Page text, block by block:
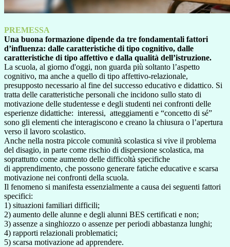
PREMESSA
Una buona formazione dipende da tre fondamentali fattori
d’influenza: dalle caratteristiche di tipo cognitivo, dalle
caratteristiche di tipo affettivo e dalla qualità dell’istruzione.
La scuola, al giorno d'oggi, non guarda più soltanto l’aspetto
cognitivo, ma anche a quello di tipo affettivo-relazionale,
presupposto necessario al fine del successo educativo e didattico. Si
tratta delle caratteristiche personali che incidono sullo stato di
motivazione delle studentesse e degli studenti nei confronti delle
esperienze didattiche: interessi, atteggiamenti e “concetto di sé”
sono gli elementi che interagiscono e creano la chiusura o l’apertura
verso il lavoro scolastico.
Anche nella nostra piccole comunità scolastica si vive il problema
del disagio, in parte come rischio di dispersione scolastica, ma
soprattutto come aumento delle difficoltà specifiche
di apprendimento, che possono generare fatiche educative e scarsa
motivazione nei confronti della scuola.
Il fenomeno si manifesta essenzialmente a causa dei seguenti fattori
specifici:
1) situazioni familiari difficili;
2) aumento delle alunne e degli alunni BES certificati e non;
3) assenze a singhiozzo o assenze per periodi abbastanza lunghi;
4) rapporti relazionali problematici;
5) scarsa motivazione ad apprendere.